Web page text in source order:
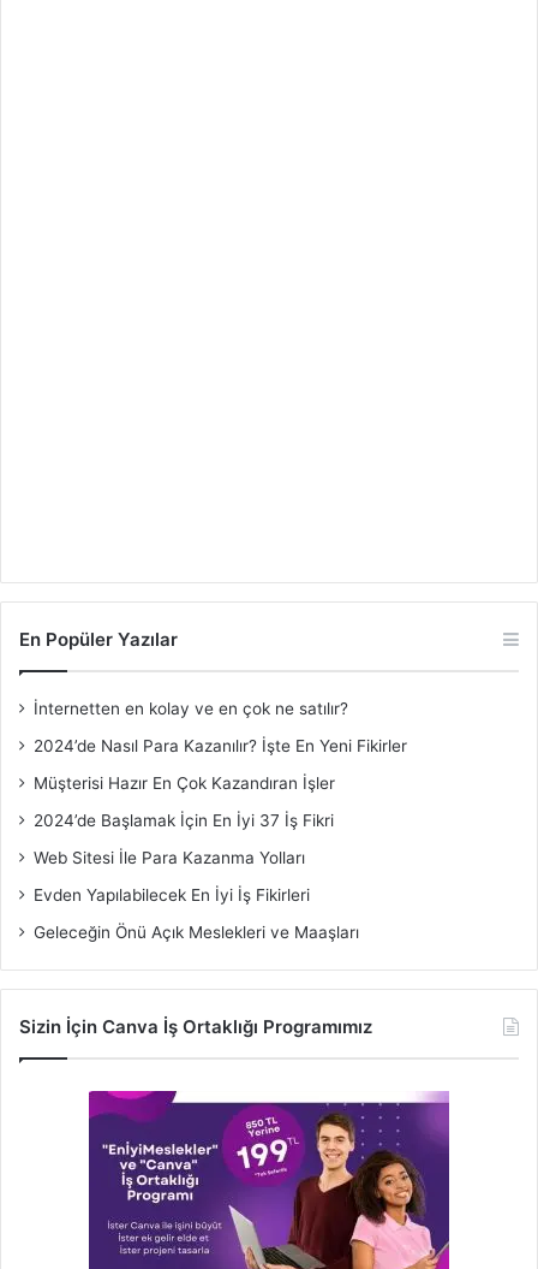
En Popüler Yazılar
İnternetten en kolay ve en çok ne satılır?
2024’de Nasıl Para Kazanılır? İşte En Yeni Fikirler
Müşterisi Hazır En Çok Kazandıran İşler
2024’de Başlamak İçin En İyi 37 İş Fikri
Web Sitesi İle Para Kazanma Yolları
Evden Yapılabilecek En İyi İş Fikirleri
Geleceğin Önü Açık Meslekleri ve Maaşları
Sizin İçin Canva İş Ortaklığı Programımız